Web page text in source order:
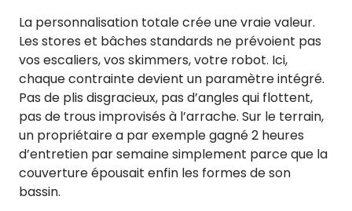
La personnalisation totale crée une vraie valeur.
Les stores et bâches standards ne prévoient pas
vos escaliers, vos skimmers, votre robot. Ici,
chaque contrainte devient un paramètre intégré.
Pas de plis disgracieux, pas d’angles qui flottent,
pas de trous improvisés à l’arrache. Sur le terrain,
un propriétaire a par exemple gagné 2 heures
d’entretien par semaine simplement parce que la
couverture épousait enfin les formes de son
bassin.